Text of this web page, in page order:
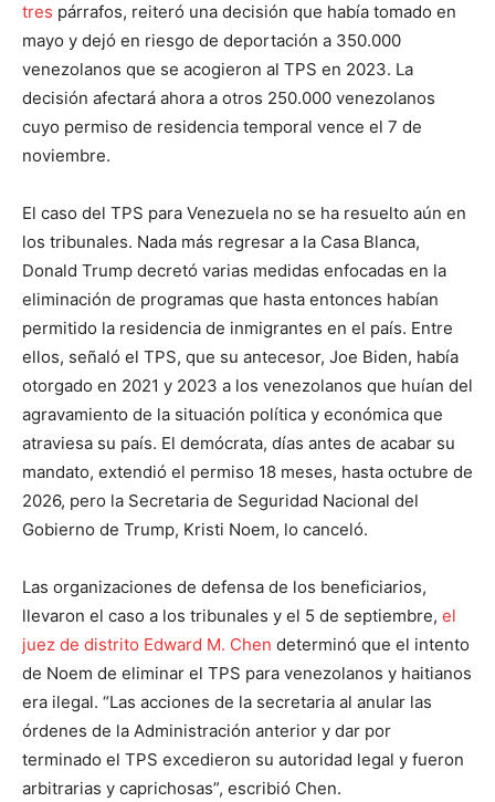
tres párrafos, reiteró una decisión que había tomado en
mayo y dejó en riesgo de deportación a 350.000
venezolanos que se acogieron al TPS en 2023. La
decisión afectará ahora a otros 250.000 venezolanos
cuyo permiso de residencia temporal vence el 7 de
noviembre.
El caso del TPS para Venezuela no se ha resuelto aún en
los tribunales. Nada más regresar a la Casa Blanca,
Donald Trump decretó varias medidas enfocadas en la
eliminación de programas que hasta entonces habían
permitido la residencia de inmigrantes en el país. Entre
ellos, señaló el TPS, que su antecesor, Joe Biden, había
otorgado en 2021 y 2023 a los venezolanos que huían del
agravamiento de la situación política y económica que
atraviesa su país. El demócrata, días antes de acabar su
mandato, extendió el permiso 18 meses, hasta octubre de
2026, pero la Secretaria de Seguridad Nacional del
Gobierno de Trump, Kristi Noem, lo canceló.
Las organizaciones de defensa de los beneficiarios,
llevaron el caso a los tribunales y el 5 de septiembre, el
juez de distrito Edward M. Chen determinó que el intento
de Noem de eliminar el TPS para venezolanos y haitianos
era ilegal. “Las acciones de la secretaria al anular las
órdenes de la Administración anterior y dar por
terminado el TPS excedieron su autoridad legal y fueron
arbitrarias y caprichosas”, escribió Chen.